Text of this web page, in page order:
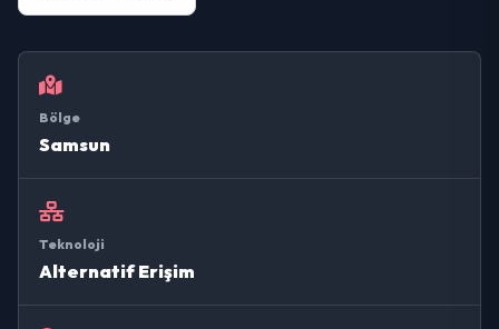
Bölge
Samsun
Teknoloji
Alternatif Erişim